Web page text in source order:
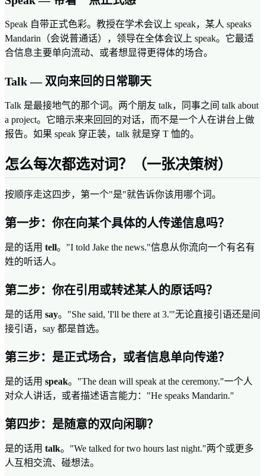
Speak 自带正式色彩。教授在学术会议上 speak，某人 speaks
Mandarin（会说普通话），领导在全体会议上 speak。它最适
合信息主要单向流动、或者想显得更得体的场合。
Talk — 双向来回的日常聊天
Talk 是最接地气的那个词。两个朋友 talk，同事之间 talk about
a project。它暗示来来回回的对话，而不是一个人在讲台上做
报告。如果 speak 穿正装，talk 就是穿 T 恤的。
怎么每次都选对词？（一张决策树）
按顺序走这四步，第一个"是"就告诉你该用哪个词。
第一步：你在向某个具体的人传递信息吗？
是的话用 tell。"I told Jake the news."信息从你流向一个有名有
姓的听话人。
第二步：你在引用或转述某人的原话吗？
是的话用 say。"She said, 'I'll be there at 3.'"无论直接引语还是间
接引语，say 都是首选。
第三步：是正式场合，或者信息单向传递？
是的话用 speak。"The dean will speak at the ceremony."一个人
对众人讲话，或者描述语言能力："He speaks Mandarin."
第四步：是随意的双向闲聊？
是的话用 talk。"We talked for two hours last night."两个或更多
人互相交流、碰想法。